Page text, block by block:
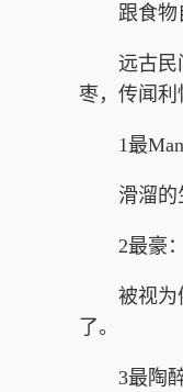
跟食物自
远古民间
枣，传闻利
1最Man
滑溜的生
2最豪：
被视为催
了。
3最陶醉